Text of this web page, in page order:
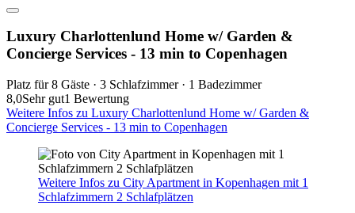
Luxury Charlottenlund Home w/ Garden &
Concierge Services - 13 min to Copenhagen
Platz für 8 Gäste · 3 Schlafzimmer · 1 Badezimmer
8,0Sehr gut1 Bewertung
Weitere Infos zu Luxury Charlottenlund Home w/ Garden &
Concierge Services - 13 min to Copenhagen
Weitere Infos zu City Apartment in Kopenhagen mit 1
Schlafzimmern 2 Schlafplätzen